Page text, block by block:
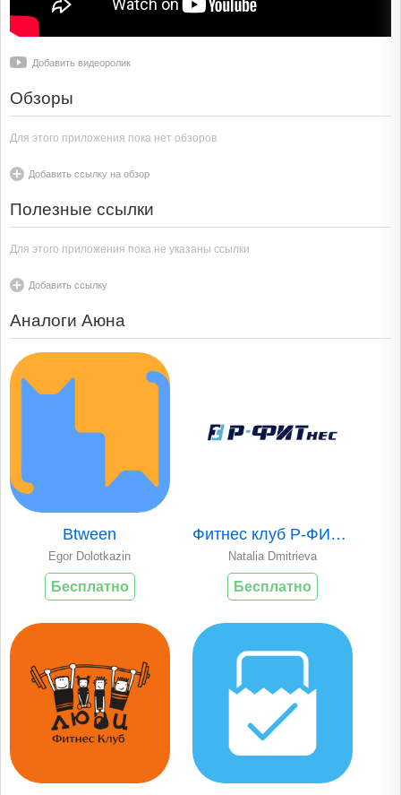
Добавить видеоролик
Обзоры
Для этого приложения пока нет обзоров
Добавить ссылку на обзор
Полезные ссылки
Для этого приложения пока не указаны ссылки
Добавить ссылку
Аналоги Аюна
Btween
Egor Dolotkazin
Бесплатно
Фитнес клуб Р-ФИТнес
Natalia Dmitrieva
Бесплатно